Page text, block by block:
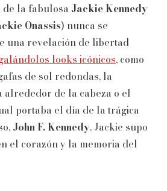
la fabulosa Jackie Kennedy
Onassis) nunca se
una revelación de libertad
looks icónicos, como
de sol redondas, la
alrededor de la cabeza o el
portaba el día de la trágica
John F. Kennedy, Jackie supo
el corazón y la memoria del